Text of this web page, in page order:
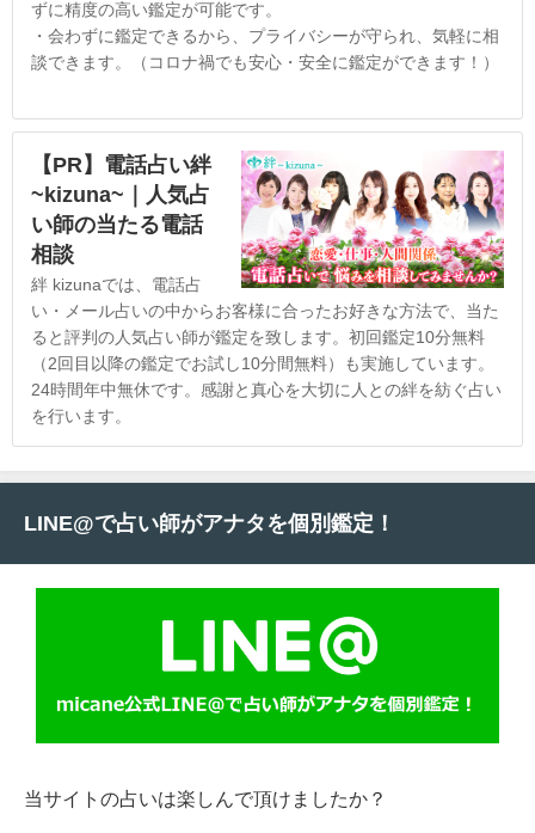
ずに精度の高い鑑定が可能です。
・会わずに鑑定できるから、プライバシーが守られ、気軽に相
談できます。（コロナ禍でも安心・安全に鑑定ができます！）
【PR】電話占い絆
~kizuna~｜人気占
い師の当たる電話
相談
絆 kizunaでは、電話占
い・メール占いの中からお客様に合ったお好きな方法で、当た
ると評判の人気占い師が鑑定を致します。初回鑑定10分無料
（2回目以降の鑑定でお試し10分間無料）も実施しています。
24時間年中無休です。感謝と真心を大切に人との絆を紡ぐ占い
を行います。
LINE@で占い師がアナタを個別鑑定！
当サイトの占いは楽しんで頂けましたか？